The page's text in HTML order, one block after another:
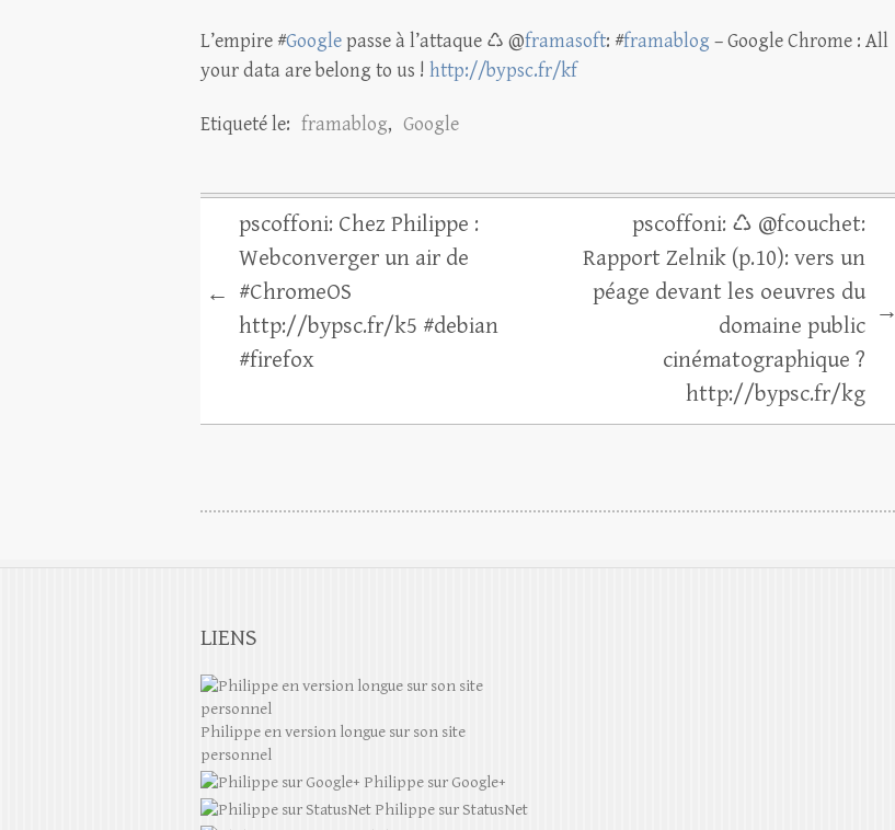
L’empire #Googlepasse à l’attaque ♺ @framasoft: #framablog – Google Chrome : All
your data are belong to us ! http://bypsc.fr/kf
Etiqueté le: framablog, Google
←
pscoffoni: Chez Philippe :
Webconverger un air de
#ChromeOS
http://bypsc.fr/k5 #debian
#firefox
pscoffoni: ♺ @fcouchet:
Rapport Zelnik (p.10): vers un
péage devant les oeuvres du
domaine public
cinématographique ?
http://bypsc.fr/kg
→
LIENS
Philippe en version longue sur son site
personnel
Philippe sur Google+
Philippe sur StatusNet